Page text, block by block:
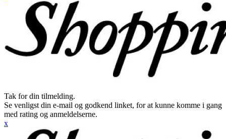
Tak for din tilmelding.
Se venligst din e-mail og godkend linket, for at kunne komme i gang
med rating og anmeldelserne.
x